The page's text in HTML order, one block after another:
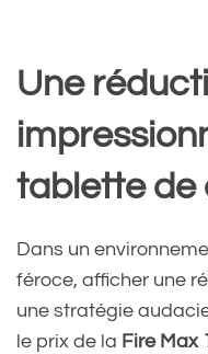
Une
tablette de
Dans un
féroce, afficher une
une stratégie
le prix de la Fire Max